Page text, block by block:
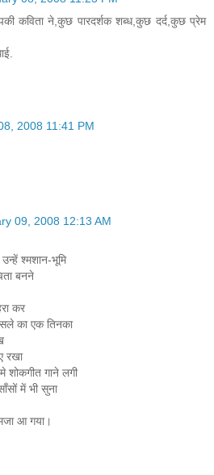
कविता ने,कुछ पारदर्शक शब्ध,कुछ दर्द,कुछ प्रेम
2008 11:41 PM
09, 2008 12:13 AM
श्मशान-भूमि
बनने
कर
का एक तिनका
रखा
शोकगीत गाने लगी
में भी सुना
आ गया।